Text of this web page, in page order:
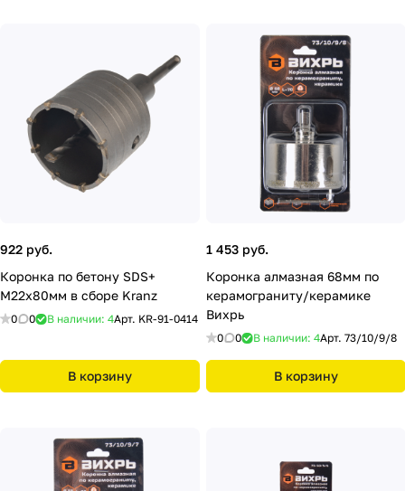
922 руб.
Коронка по бетону SDS+
М22х80мм в сборе Kranz
0 0 В наличии: 4Арт. KR-91-0414
В корзину
1 453 руб.
Коронка алмазная 68мм по
керамограниту/керамике
Вихрь
0 0 В наличии: 4Арт. 73/10/9/8
В корзину